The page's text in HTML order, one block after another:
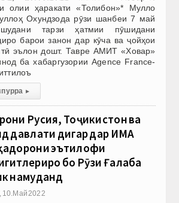
олии ҳаракати «Толибон»* Мулло
Охундзода рӯзи шанбеи 7 май
тарзи ҳатмии пӯшидани
барои занон дар кӯча ва ҷойҳои
эълон дошт. Тавре АМИТ «Ховар»
ба хабаргузории Agence France-
пурра ▸
Русия, Тоҷикистон ва
давлати дигар дар ИМА
эътилофи
бо Рӯзи Ғалаба
намуданд
10.Май 2022